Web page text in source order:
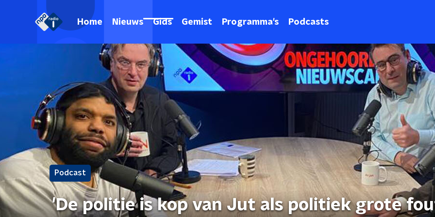
Home Nieuws Gids Gemist Programma's Podcasts
Podcast
'De politie is kop van Jut als politiek grote